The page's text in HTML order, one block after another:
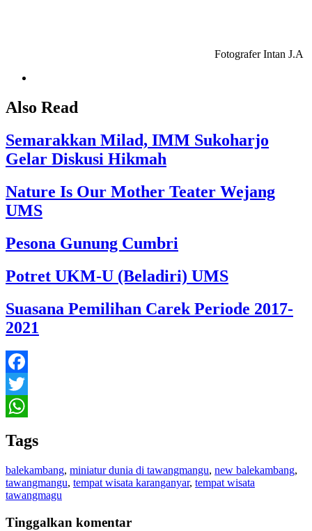
Fotografer Intan J.A
Also Read
Semarakkan Milad, IMM Sukoharjo
Gelar Diskusi Hikmah
Nature Is Our Mother Teater Wejang
UMS
Pesona Gunung Cumbri
Potret UKM-U (Beladiri) UMS
Suasana Pemilihan Carek Periode 2017-
2021
Facebook
Twitter
Tags
balekambang, miniatur dunia di tawangmangu, new balekambang,
tawangmangu, tempat wisata karanganyar, tempat wisata
tawangmagu
Tinggalkan komentar